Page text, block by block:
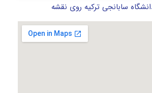
سابانجی ترکیه روی نقشه